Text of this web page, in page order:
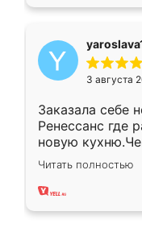
3 августа
Заказала себе
Ренессанс где
новую
вполне
два года,
Читать полностью